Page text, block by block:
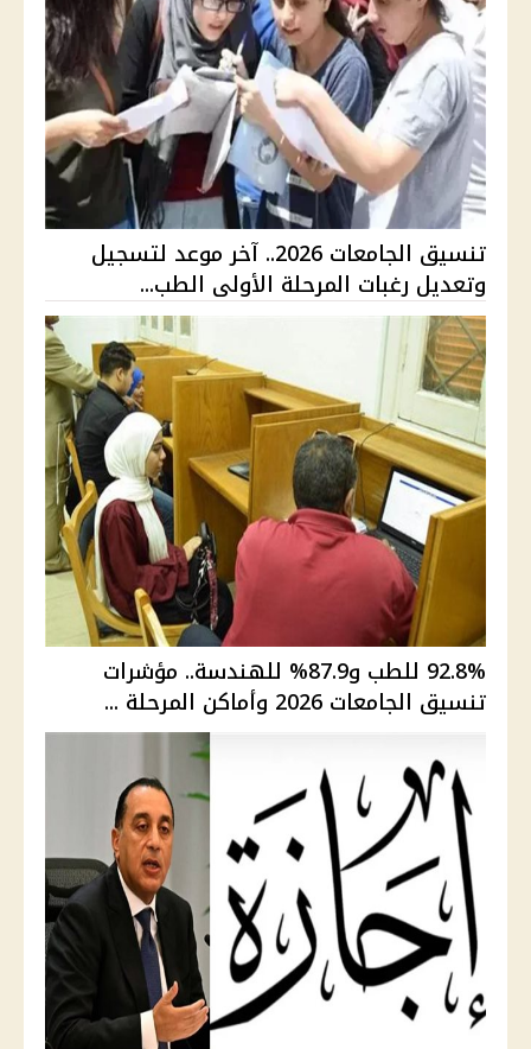
تنسيق الجامعات 2026.. آخر موعد لتسجيل
وتعديل رغبات المرحلة الأولى الطب...
92.8% للطب و87.9% للهندسة.. مؤشرات
تنسيق الجامعات 2026 وأماكن المرحلة ...